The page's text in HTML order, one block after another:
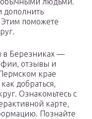
дополнить
поможете
в Березниках —
отзывы и
крае
добраться,
Ознакомьтесь с
карте,
Познайте